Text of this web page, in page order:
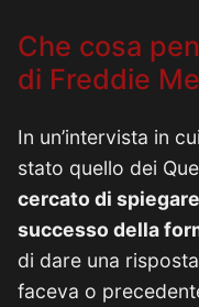
Che cosa
di Freddie
In un’intervista in
stato quello dei
cercato di
successo della
di dare una
faceva o